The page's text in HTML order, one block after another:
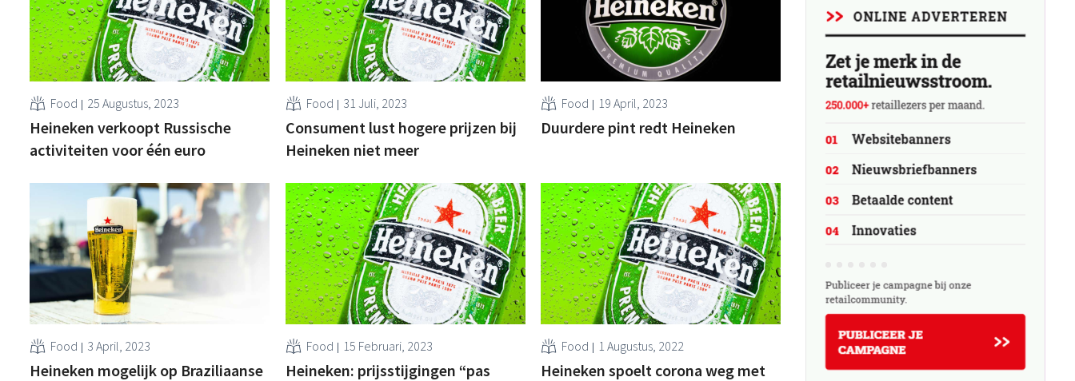
Food 25 Augustus, 2023
Heineken verkoopt Russische
activiteiten voor één euro
Food 31 Juli, 2023
Consument lust hogere prijzen bij
Heineken niet meer
Food 19 April, 2023
Duurdere pint redt Heineken
Food 3 April, 2023
Heineken mogelijk op Braziliaanse
Food 15 Februari, 2023
Heineken: prijsstijgingen “pas
Food 1 Augustus, 2022
Heineken spoelt corona weg met